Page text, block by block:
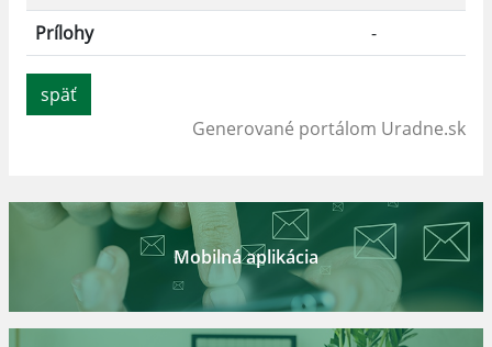
Prílohy -
späť
Generované portálom Uradne.sk
Mobilná aplikácia